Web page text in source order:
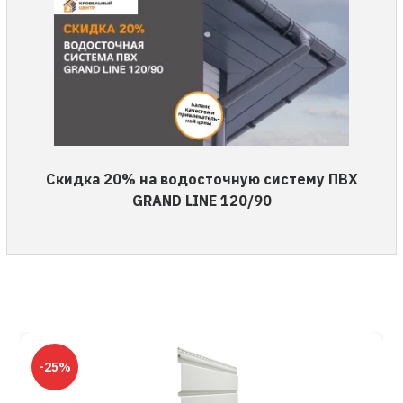
Скидка 20% на водосточную систему ПВХ
GRAND LINE 120/90
-25%